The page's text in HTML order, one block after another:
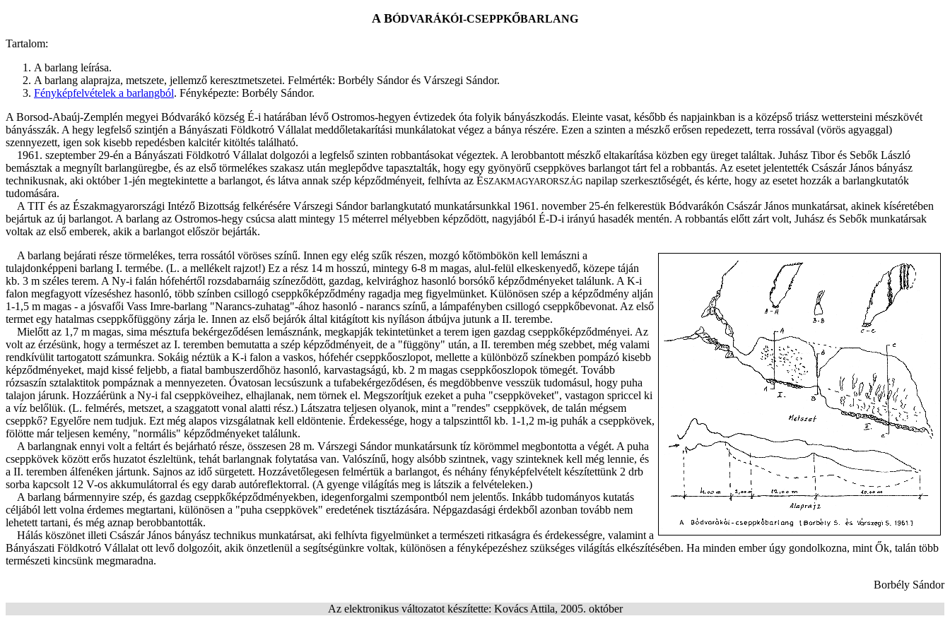
A BÓDVARÁKÓI-CSEPPKŐBARLANG
Tartalom:
A barlang leírása.
A barlang alaprajza, metszete, jellemző keresztmetszetei. Felmérték: Borbély Sándor és Várszegi Sándor.
Fényképfelvételek a barlangból. Fényképezte: Borbély Sándor.
A Borsod-Abaúj-Zemplén megyei Bódvarákó község É-i határában lévő Ostromos-hegyen évtizedek óta folyik bányászkodás. Eleinte vasat, később és napjainkban is a középső triász wettersteini mészkövét
bányásszák. A hegy legfelső szintjén a Bányászati Földkotró Vállalat meddőletakarítási munkálatokat végez a bánya részére. Ezen a szinten a mészkő erősen repedezett, terra rossával (vörös agyaggal)
szennyezett, igen sok kisebb repedésben kalcitér kitöltés található.
1961. szeptember 29-én a Bányászati Földkotró Vállalat dolgozói a legfelső szinten robbantásokat végeztek. A lerobbantott mészkő eltakarítása közben egy üreget találtak. Juhász Tibor és Sebők László
bemásztak a megnyílt barlangüregbe, és az első törmelékes szakasz után meglepődve tapasztalták, hogy egy gyönyörű cseppköves barlangot tárt fel a robbantás. Az esetet jelentették Császár János bányász
technikusnak, aki október 1-jén megtekintette a barlangot, és látva annak szép képződményeit, felhívta az ÉSZAKMAGYARORSZÁG napilap szerkesztőségét, és kérte, hogy az esetet hozzák a barlangkutatók
tudomására.
A TIT és az Északmagyarországi Intéző Bizottság felkérésére Várszegi Sándor barlangkutató munkatársunkkal 1961. november 25-én felkerestük Bódvarákón Császár János munkatársat, akinek kíséretében
bejártuk az új barlangot. A barlang az Ostromos-hegy csúcsa alatt mintegy 15 méterrel mélyebben képződött, nagyjából É-D-i irányú hasadék mentén. A robbantás előtt zárt volt, Juhász és Sebők munkatársak
voltak az első emberek, akik a barlangot először bejárták.
A barlang bejárati része törmelékes, terra rossától vöröses színű. Innen egy elég szűk részen, mozgó kőtömbökön kell lemászni a
tulajdonképpeni barlang I. termébe. (L. a mellékelt rajzot!) Ez a rész 14 m hosszú, mintegy 6-8 m magas, alul-felül elkeskenyedő, közepe táján
kb. 3 m széles terem. A Ny-i falán hófehértől rozsdabarnáig színeződött, gazdag, kelvirághoz hasonló borsókő képződményeket találunk. A K-i
falon megfagyott vízeséshez hasonló, több színben csillogó cseppkőképződmény ragadja meg figyelmünket. Különösen szép a képződmény alján
1-1,5 m magas - a jósvafői Vass Imre-barlang "Narancs-zuhatag"-ához hasonló - narancs színű, a lámpafényben csillogó cseppkőbevonat. Az első
termet egy hatalmas cseppkőfüggöny zárja le. Innen az első bejárók által kitágított kis nyíláson átbújva jutunk a II. terembe.
Mielőtt az 1,7 m magas, sima mésztufa bekérgeződésen lemásznánk, megkapják tekintetünket a terem igen gazdag cseppkőképződményei. Az
volt az érzésünk, hogy a természet az I. teremben bemutatta a szép képződményeit, de a "függöny" után, a II. teremben még szebbet, még valami
rendkívülit tartogatott számunkra. Sokáig néztük a K-i falon a vaskos, hófehér cseppkőoszlopot, mellette a különböző színekben pompázó kisebb
képződményeket, majd kissé feljebb, a fiatal bambuszerdőhöz hasonló, karvastagságú, kb. 2 m magas cseppkőoszlopok tömegét. Tovább
rózsaszín sztalaktitok pompáznak a mennyezeten. Óvatosan lecsúszunk a tufabekérgeződésen, és megdöbbenve vesszük tudomásul, hogy puha
talajon járunk. Hozzáérünk a Ny-i fal cseppköveihez, elhajlanak, nem törnek el. Megszorítjuk ezeket a puha "cseppköveket", vastagon spriccel ki
a víz belőlük. (L. felmérés, metszet, a szaggatott vonal alatti rész.) Látszatra teljesen olyanok, mint a "rendes" cseppkövek, de talán mégsem
cseppkő? Egyelőre nem tudjuk. Ezt még alapos vizsgálatnak kell eldöntenie. Érdekessége, hogy a talpszinttől kb. 1-1,2 m-ig puhák a cseppkövek,
fölötte már teljesen kemény, "normális" képződményeket találunk.
A barlangnak ennyi volt a feltárt és bejárható része, összesen 28 m. Várszegi Sándor munkatársunk tíz körömmel megbontotta a végét. A puha
cseppkövek között erős huzatot észleltünk, tehát barlangnak folytatása van. Valószínű, hogy alsóbb szintnek, vagy szinteknek kell még lennie, és
a II. teremben álfenéken jártunk. Sajnos az idő sürgetett. Hozzávetőlegesen felmértük a barlangot, és néhány fényképfelvételt készítettünk 2 drb
sorba kapcsolt 12 V-os akkumulátorral és egy darab autóreflektorral. (A gyenge világítás meg is látszik a felvételeken.)
A barlang bármennyire szép, és gazdag cseppkőképződményekben, idegenforgalmi szempontból nem jelentős. Inkább tudományos kutatás
céljából lett volna érdemes megtartani, különösen a "puha cseppkövek" eredetének tisztázására. Népgazdasági érdekből azonban tovább nem
lehetett tartani, és még aznap berobbantották.
Hálás köszönet illeti Császár János bányász technikus munkatársat, aki felhívta figyelmünket a természeti ritkaságra és érdekességre, valamint a
Bányászati Földkotró Vállalat ott levő dolgozóit, akik önzetlenül a segítségünkre voltak, különösen a fényképezéshez szükséges világítás elkészítésében. Ha minden ember úgy gondolkozna, mint Ők, talán több
természeti kincsünk megmaradna.
Borbély Sándor
Az elektronikus változatot készítette: Kovács Attila, 2005. október